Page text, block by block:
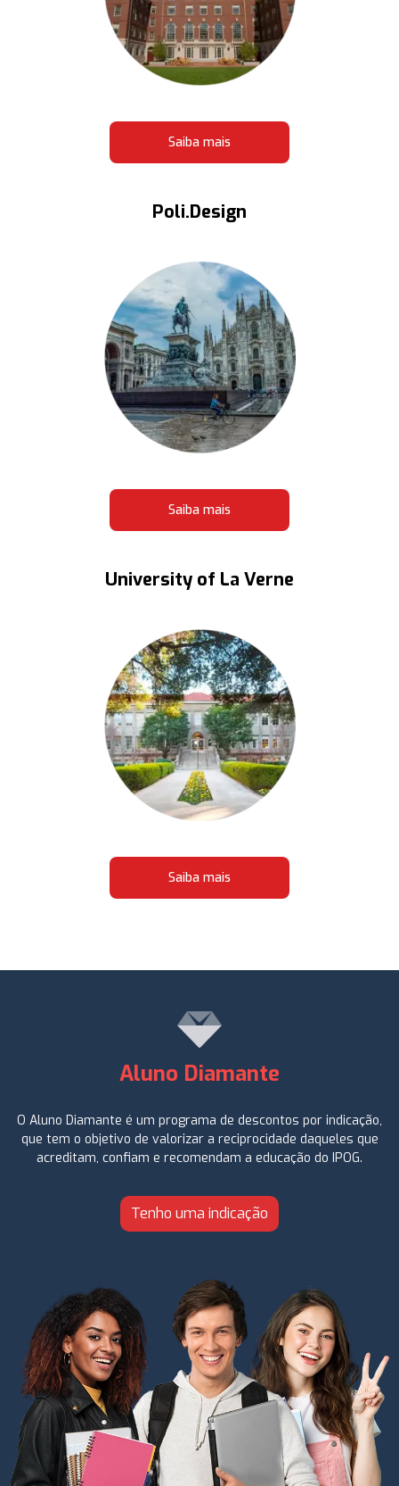
Saiba mais
Poli.Design
Saiba mais
University of La Verne
Saiba mais
Aluno Diamante
O Aluno Diamante é um programa de descontos por indicação,
que tem o objetivo de valorizar a reciprocidade daqueles que
acreditam, confiam e recomendam a educação do IPOG.
Tenho uma indicação